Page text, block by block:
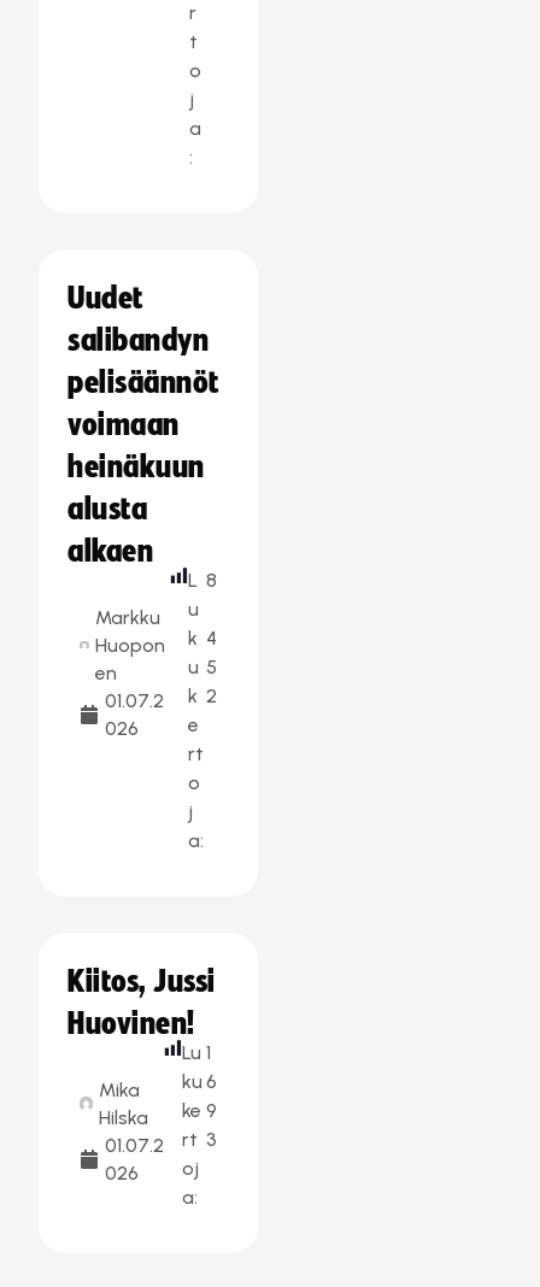
r
t
o
j
a
:
Uudet
salibandyn
pelisäännöt
voimaan
heinäkuun
alusta
alkaen
Markku
Huopon
en
01.07.2
026
L
u
k
u
k
e
rt
o
j
a:
8
4
5
2
Kiitos, Jussi
Huovinen!
Mika
Hilska
01.07.2
026
Lu
ku
ke
rt
oj
a:
1
6
9
3